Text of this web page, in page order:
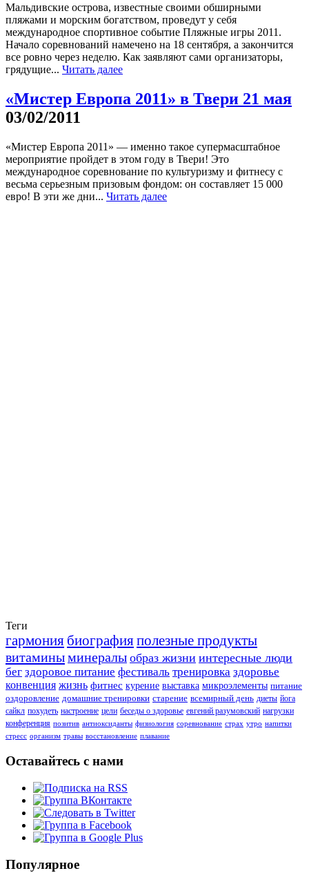
Мальдивские острова, известные своими обширными
пляжами и морским богатством, проведут у себя
международное спортивное событие Пляжные игры 2011.
Начало соревнований намечено на 18 сентября, а закончится
все ровно через неделю. Как заявляют сами организаторы,
грядущие... Читать далее
«Мистер Европа 2011» в Твери 21 мая
03/02/2011
«Мистер Европа 2011» — именно такое супермасштабное
мероприятие пройдет в этом году в Твери! Это
международное соревнование по культуризму и фитнесу с
весьма серьезным призовым фондом: он составляет 15 000
евро! В эти же дни... Читать далее
Теги
гармония биографияполезные продукты
витаминыминералы образ жизни интересные люди
бег здоровое питание фестиваль тренировка здоровье
конвенция жизнь фитнес курение выставка микроэлементы питание
оздоровление домашние тренировки старение всемирный день диеты йога
сайкл похудеть настроение цели беседы о здоровье евгений разумовский нагрузки
конференция позитив антиоксиданты физиология соревнование страх утро напитки
стресс организм травы восстановление плавание
Оставайтесь с нами
Популярное